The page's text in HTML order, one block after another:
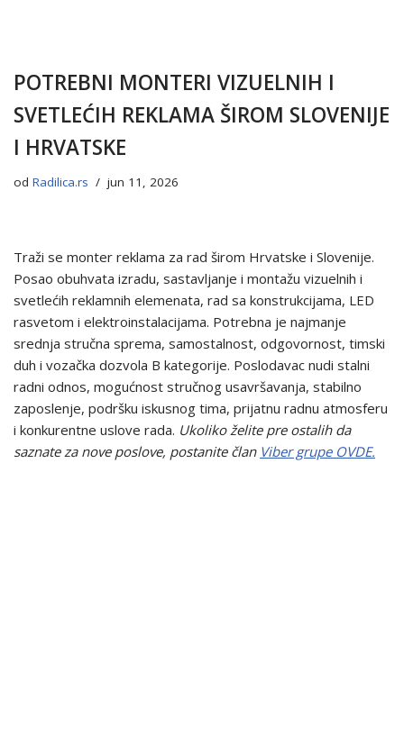
POTREBNI MONTERI VIZUELNIH I
SVETLEĆIH REKLAMA ŠIROM SLOVENIJE
I HRVATSKE
od Radilica.rs jun 11, 2026
Traži se monter reklama za rad širom Hrvatske i Slovenije.
Posao obuhvata izradu, sastavljanje i montažu vizuelnih i
svetlećih reklamnih elemenata, rad sa konstrukcijama, LED
rasvetom i elektroinstalacijama. Potrebna je najmanje
srednja stručna sprema, samostalnost, odgovornost, timski
duh i vozačka dozvola B kategorije. Poslodavac nudi stalni
radni odnos, mogućnost stručnog usavršavanja, stabilno
zaposlenje, podršku iskusnog tima, prijatnu radnu atmosferu
i konkurentne uslove rada. Ukoliko želite pre ostalih da
saznate za nove poslove, postanite član Viber grupe OVDE.